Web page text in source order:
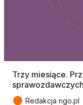
Trzy miesiące.
● Redakcja ngo.pl